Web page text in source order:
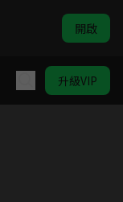
開啟
升級VIP